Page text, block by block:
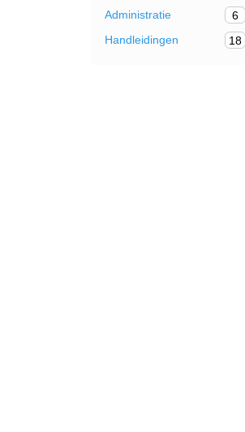
Administratie
6
Handleidingen
18